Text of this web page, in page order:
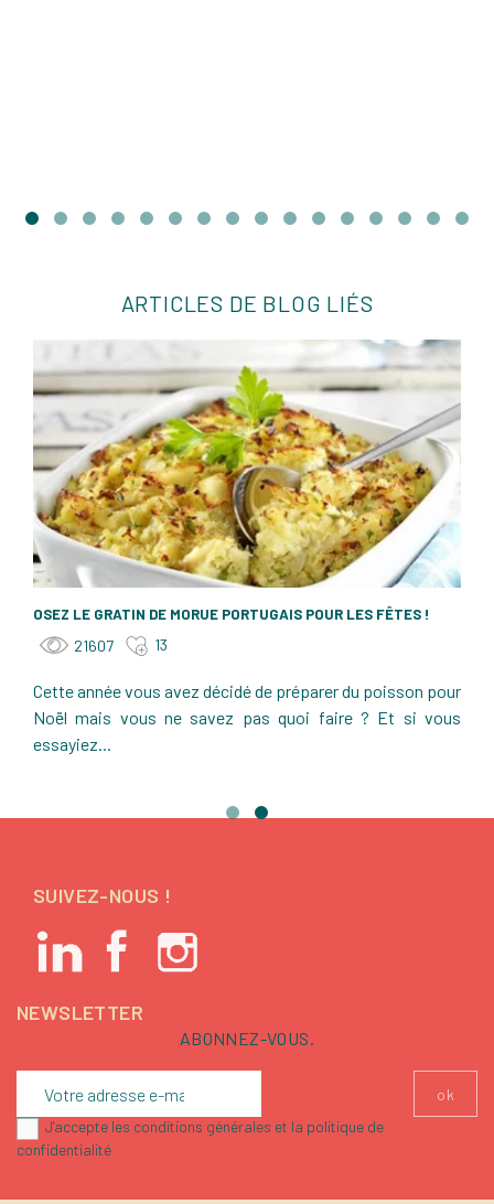
ARTICLES DE BLOG LIÉS
OSEZ LE GRATIN DE MORUE PORTUGAIS POUR LES FÊTES !
21607 13
Cette année vous avez décidé de préparer du poisson pour
Noël mais vous ne savez pas quoi faire ? Et si vous
essayiez...
SUIVEZ-NOUS !
NEWSLETTER
ABONNEZ-VOUS.
J'accepte les conditions générales et la politique de
confidentialité